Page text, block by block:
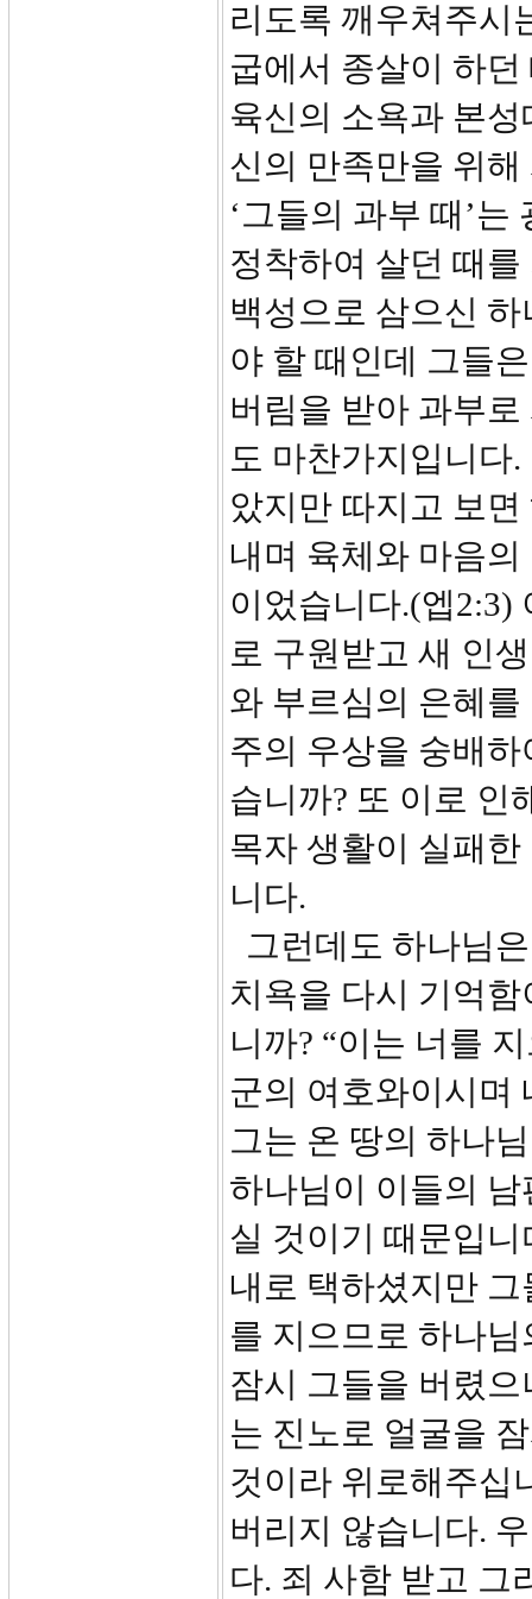
리도록 깨우쳐주시
굽에서 종살이 하
육신의 소욕과 본
신의 만족만을 위
‘그들의 과부 때’
정착하여 살던 때
백성으로 삼으신
야 할 때인데 그들
버림을 받아 과부
도 마찬가지입니다
았지만 따지고 보
내며 육체와 마음
이었습니다.(엡2:3)
로 구원받고 새 인
와 부르심의 은혜
주의 우상을 숭배
습니까? 또 이로 인
목자 생활이 실패
니다.
그런데도 하나님
치욕을 다시 기억
니까? “이는 너를
군의 여호와이시며
그는 온 땅의 하나
하나님이 이들의
실 것이기 때문입
내로 택하셨지만
를 지으므로 하나
잠시 그들을 버렸
는 진노로 얼굴을
것이라 위로해주십
버리지 않습니다.
다. 죄 사함 받고 그